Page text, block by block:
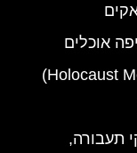
אוכלים
תעבורה,